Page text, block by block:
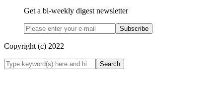
Get a bi-weekly digest newsletter
Subscribe
Copyright (c) 2022